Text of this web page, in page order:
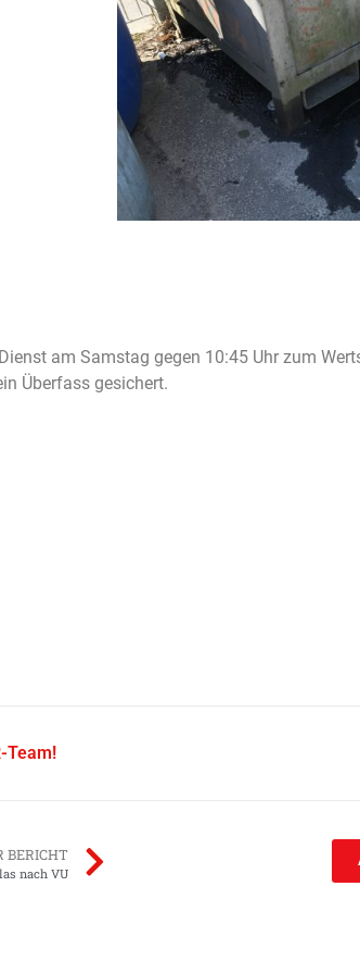
am Samstag gegen 10:45 Uhr zum
Überfass gesichert.
Team!
BERICHT
nach VU